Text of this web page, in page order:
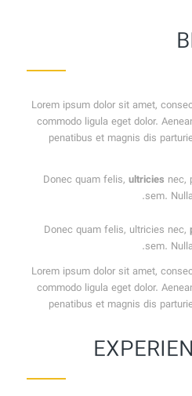
Lorem ipsum dolor sit amet,
commodo ligula eget dolor.
penatibus et magnis dis
Donec quam felis,ultricies nec,
sem.
Donec quam felis, ultricies nec,
sem.
Lorem ipsum dolor sit amet,
commodo ligula eget dolor.
penatibus et magnis dis